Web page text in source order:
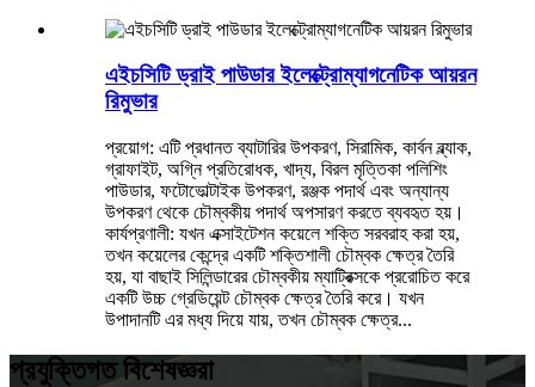
এইচসিটি ড্রাই পাউডার ইলেক্ট্রোম্যাগনেটিক আয়রন
রিমুভার
প্রয়োগ: এটি প্রধানত ব্যাটারির উপকরণ, সিরামিক, কার্বন ব্ল্যাক,
গ্রাফাইট, অগ্নি প্রতিরোধক, খাদ্য, বিরল মৃত্তিকা পলিশিং
পাউডার, ফটোভোল্টাইক উপকরণ, রঞ্জক পদার্থ এবং অন্যান্য
উপকরণ থেকে চৌম্বকীয় পদার্থ অপসারণ করতে ব্যবহৃত হয়।
কার্যপ্রণালী: যখন এক্সাইটেশন কয়েলে শক্তি সরবরাহ করা হয়,
তখন কয়েলের কেন্দ্রে একটি শক্তিশালী চৌম্বক ক্ষেত্র তৈরি
হয়, যা বাছাই সিলিন্ডারের চৌম্বকীয় ম্যাট্রিক্সকে প্ররোচিত করে
একটি উচ্চ গ্রেডিয়েন্ট চৌম্বক ক্ষেত্র তৈরি করে। যখন
উপাদানটি এর মধ্য দিয়ে যায়, তখন চৌম্বক ক্ষেত্র...
প্রযুক্তিগত বিশেষজ্ঞরা